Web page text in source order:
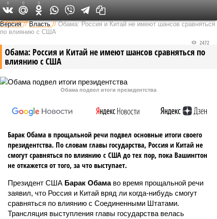
Федеральный выпуск
Версия //Власть //Обама: Россия и Китай не имеют шансов сравняться
по влиянию с США
Обама: Россия и Китай не имеют шансов сравняться по
влиянию с США
2472
Обама подвел итоги президентства
Барак Обама в прощальной речи подвел основные итоги своего
президентства. По словам главы государства, Россия и Китай не
смогут сравняться по влиянию с США до тех пор, пока Вашингтон
не откажется от того, за что выступает.
Президент США Барак Обамаво время прощальной речи
заявил, что Россия и Китай вряд ли когда-нибудь смогут
сравняться по влиянию с Соединенными Штатами.
Трансляция выступления главы государства велась
0 0 0